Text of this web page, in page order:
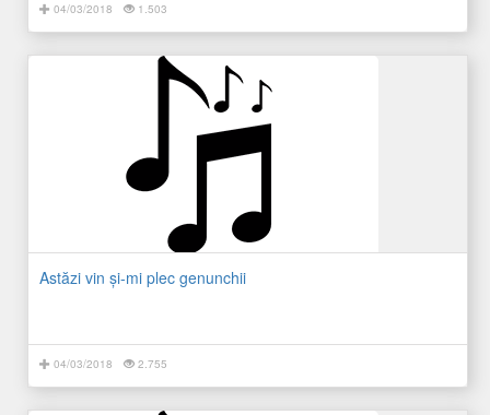
04/03/2018 1.503
Astăzi vin şi-mi plec genunchii
04/03/2018 2.755